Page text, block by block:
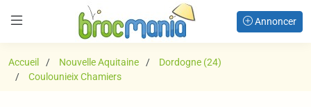
Annoncer
Accueil Nouvelle Aquitaine
Dordogne (24)
Coulounieix Chamiers